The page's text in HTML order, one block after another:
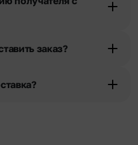
доставки.
высылается заказчику на
заказ?
раньше? Оформите услугу
анонимность